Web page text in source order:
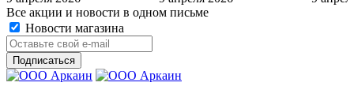
Все акции и новости в одном письме
Новости магазина